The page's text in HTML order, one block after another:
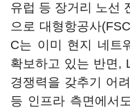
유럽 등 장거리 노선
으로 대형항공사
C는 이미 현지 네트
확보하고 있는 반면,
경쟁력을 갖추기 어
등 인프라 측면에서